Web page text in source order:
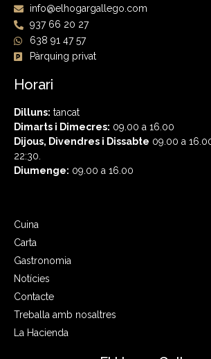
info@elhogargallego.com
937 66 20 27
638 91 47 57
Pàrquing privat
Horari
Dilluns: tancat
Dimarts i Dimecres: 09.00 a 16.00
Dijous, Divendres i Dissabte 09.00 a
22:30.
Diumenge: 09.00 a 16.00
Cuina
Carta
Gastronomia
Notícies
Contacte
Treballa amb nosaltres
La Hacienda